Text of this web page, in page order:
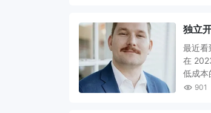
独立
最近看
在
低成
901